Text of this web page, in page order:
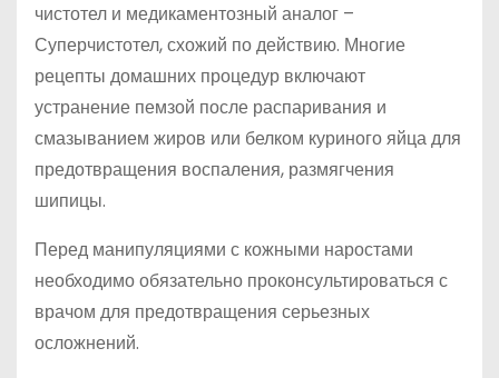
чистотел и медикаментозный аналог –
Суперчистотел, схожий по действию. Многие
рецепты домашних процедур включают
устранение пемзой после распаривания и
смазыванием жиров или белком куриного яйца для
предотвращения воспаления, размягчения
шипицы.
Перед манипуляциями с кожными наростами
необходимо обязательно проконсультироваться с
врачом для предотвращения серьезных
осложнений.